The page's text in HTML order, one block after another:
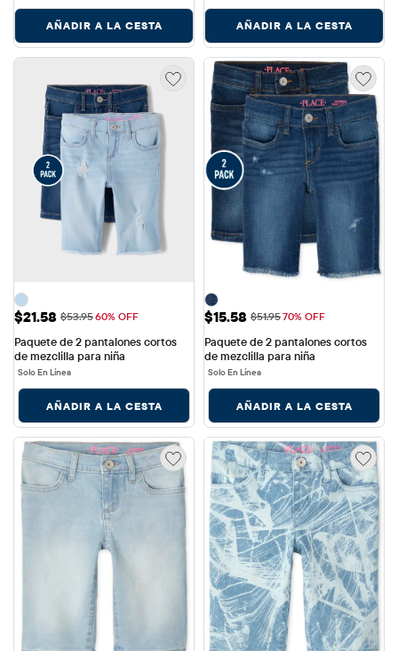
AÑADIR A LA CESTA AÑADIR A LA CESTA
Precio de venta: $21.58
$21.58 Precio original: $53.95
$53.9560% OFF
Paquete de 2 pantalones cortos
de mezclilla para niña
Solo En Línea
AÑADIR A LA CESTA
Precio de venta: $15.58
$15.58 Precio original: $51.95
$51.9570% OFF
Paquete de 2 pantalones cortos
de mezclilla para niña
Solo En Línea
AÑADIR A LA CESTA